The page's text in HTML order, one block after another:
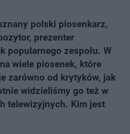
polski piosenkarz,
prezenter
popularnego zespołu. W
wiele piosenek, które
zarówno od krytyków, jak
widzieliśmy go też w
telewizyjnych. Kim jest